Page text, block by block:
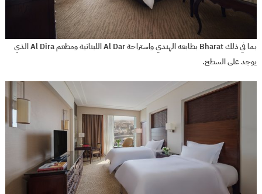
بما في ذلك Bharat بطابعه الهندي واستراحة Al Dar اللبنانية ومطعم Al Dira الذي
يوجد على السطح.